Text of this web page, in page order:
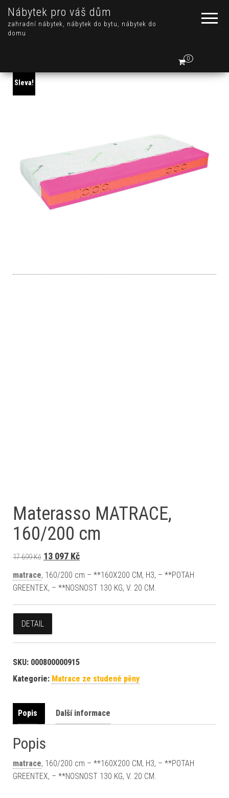
Nábytek pro váš dům
zahradní nábytek, nábytek do bytu, nábytek do
domu
0
Sleva!
Materasso MATRACE,
160/200 cm
17 699Kč Původní cena byla: 17 699 Kč.
13 097 KčAktuální cena je: 13 097 Kč.
matrace, 160/200 cm – **160X200 CM, H3, – **POTAH
GREENTEX, – **NOSNOST 130 KG, V. 20 CM.
DETAIL
SKU: 000800000915
Kategorie: Matrace ze studené pěny
Popis Další informace
Popis
matrace, 160/200 cm – **160X200 CM, H3, – **POTAH
GREENTEX, – **NOSNOST 130 KG, V. 20 CM.